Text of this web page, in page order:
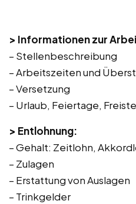
> Informationen zur
– Stellenbeschreibung
– Arbeitszeiten und
– Versetzung
– Urlaub, Feiertage,
> Entlohnung:
– Gehalt: Zeitlohn,
– Zulagen
– Erstattung von Auslagen
– Trinkgelder